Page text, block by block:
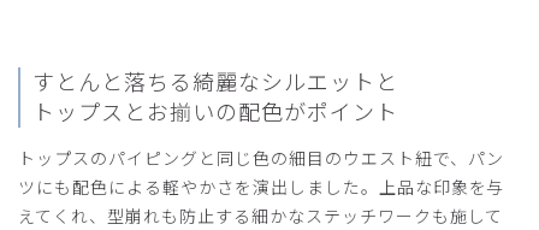
アユミ様
購入確認済み
上下Ｌサイズ、ダークブラウンを購入しました。生地は薄め
ですが贅肉や下着は透けません。トップスは定番のスクラブ
(ナース服寄り)と比べたら短めですが、手を伸ばしてもお腹
すとんと落ちる綺麗なシルエットと
トップスとお揃いの配色がポイント
トップスのパイピングと同じ色の細目のウエスト紐で、パン
ツにも配色による軽やかさを演出しました。上品な印象を与
えてくれ、型崩れも防止する細かなステッチワークも施して